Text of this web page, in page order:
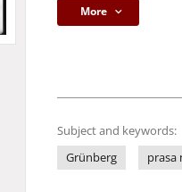
More
Subject and keywords:
Grünberg
prasa